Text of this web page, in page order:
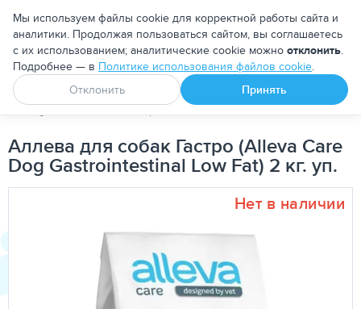
Москва
Апоквел Ветмедин От блох и клещей
PetDog Собакам Корма для собак Лечебно-
Аллева для собак Гастро (Alleva Care
Dog Gastrointestinal Low Fat) 2 кг. уп.
Нет в наличии
Мы используем файлы cookie для корректной работы сайта и
аналитики. Продолжая пользоваться сайтом, вы соглашаетесь
с их использованием; аналитические cookie можно отклонить.
Подробнее — в Политике использования файлов cookie.
Отклонить
Принять